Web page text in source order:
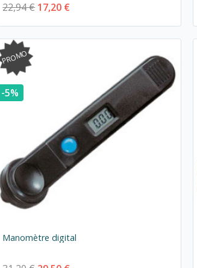
22,94 € 17,20 €
PROMO
-5%
Manomètre digital